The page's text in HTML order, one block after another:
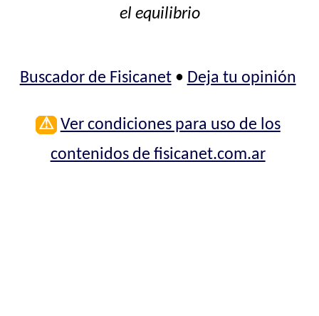
el equilibrio
Buscador de Fisicanet• Deja tu opinión
⚠ Ver condiciones para uso de los
contenidos de fisicanet.com.ar